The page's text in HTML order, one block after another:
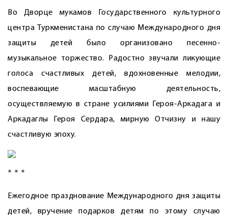
Во Дворце мукамов Государственного культурного
центра Туркменистана по случаю Международного дня
защиты детей было организовано песенно-
музыкальное торжество. Радостно звучали ликующие
голоса счастливых детей, вдохновенные мелодии,
воспевающие масштабную деятельность,
осуществляемую в стране усилиями Героя-­Аркадага и
Аркадаглы Героя Сердара, мирную Отчизну и нашу
счастливую эпоху.
* * *
Ежегодное празднование Международного дня защиты
детей, вручение подарков детям по этому случаю